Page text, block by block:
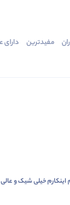
مفیدترین
اینکارم خیلی شیک و